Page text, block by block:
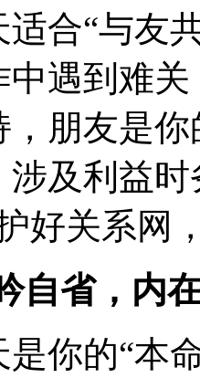
合“与友
中遇到难
朋友是
及利益
好关系网
自省，内
你的“本